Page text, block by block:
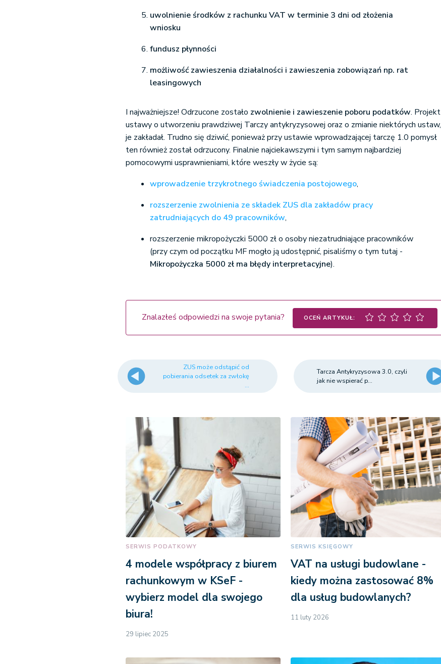
uwolnienie środków z rachunku VAT w terminie 3 dni od złożenia
wniosku
fundusz płynności
możliwość zawieszenia działalności i zawieszenia zobowiązań np. rat
leasingowych
I najważniejsze! Odrzucone zostało zwolnienie i zawieszenie poboru podatków. Projekt
ustawy o utworzeniu prawdziwej Tarczy antykryzysowej oraz o zmianie niektórych ustaw,
je zakładał. Trudno się dziwić, ponieważ przy ustawie wprowadzającej tarczę 1.0 pomysł
ten również został odrzucony. Finalnie najciekawszymi i tym samym najbardziej
pomocowymi usprawnieniami, które weszły w życie są:
wprowadzenie trzykrotnego świadczenia postojowego,
rozszerzenie zwolnienia ze składek ZUS dla zakładów pracy
zatrudniających do 49 pracowników,
rozszerzenie mikropożyczki 5000 zł o osoby niezatrudniające pracowników
(przy czym od początku MF mogło ją udostępnić, pisaliśmy o tym tutaj -
Mikropożyczka 5000 zł ma błędy interpretacyjne).
Znalazłeś odpowiedzi na swoje pytania? OCEŃ ARTYKUŁ:
ZUS może odstąpić od
pobierania odsetek za zwłokę
...
Tarcza Antykryzysowa 3.0, czyli
jak nie wspierać p...
SERWIS PODATKOWY
4 modele współpracy z biurem
rachunkowym w KSeF -
wybierz model dla swojego
biura!
29 lipiec 2025
SERWIS KSIĘGOWY
VAT na usługi budowlane -
kiedy można zastosować 8%
dla usług budowlanych?
11 luty 2026